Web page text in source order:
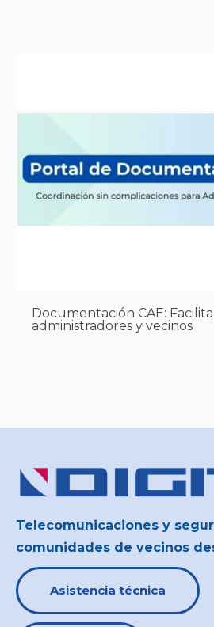
Documentación CAE:
administradores y vecinos
Telecomunicaciones y
comunidades de vecinos
Asistencia técnica